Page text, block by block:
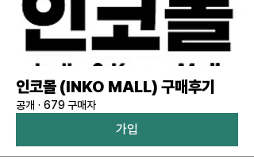
인코몰 (INKO MALL) 구매후기
공개 · 679 구매자
가입